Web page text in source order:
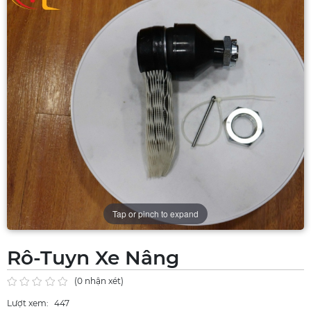
Tap or pinch to expand
Rô-Tuyn Xe Nâng
(0 nhận xét)
Lượt xem: 447